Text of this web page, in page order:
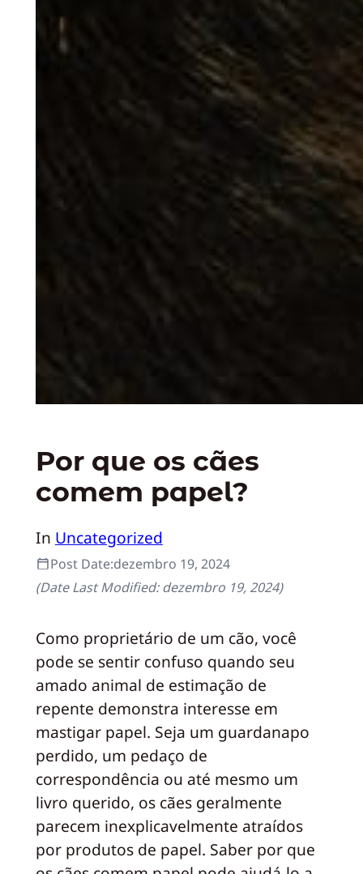
Por que os cães
comem papel?
In Uncategorized
Post Date:dezembro 19, 2024
(Date Last Modified:dezembro 19, 2024)
Como proprietário de um cão, você
pode se sentir confuso quando seu
amado animal de estimação de
repente demonstra interesse em
mastigar papel. Seja um guardanapo
perdido, um pedaço de
correspondência ou até mesmo um
livro querido, os cães geralmente
parecem inexplicavelmente atraídos
por produtos de papel. Saber por que